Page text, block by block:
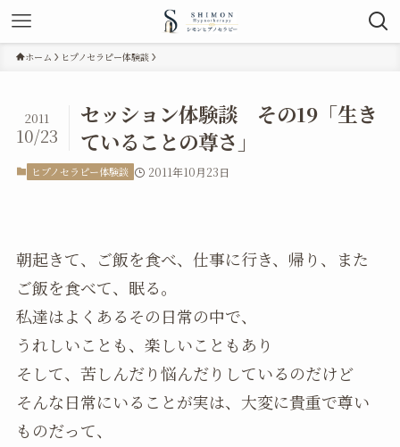
ホーム ヒプノセラピー体験談
セッション体験談 その19「生き
ていることの尊さ」
2011
10/23
ヒプノセラピー体験談 2011年10月23日
朝起きて、ご飯を食べ、仕事に行き、帰り、また
ご飯を食べて、眠る。
私達はよくあるその日常の中で、
うれしいことも、楽しいこともあり
そして、苦しんだり悩んだりしているのだけど
そんな日常にいることが実は、大変に貴重で尊い
ものだって、